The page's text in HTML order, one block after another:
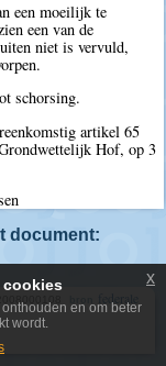
een moeilijk te
een van de
niet is vervuld,
schorsing.
artikel 65
Hof, op 3
document:
cookies
en om beter
wordt.
x